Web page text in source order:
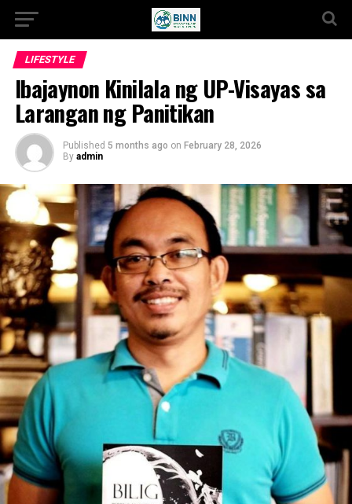
LIFESTYLE
Ibajaynon Kinilala ng UP-Visayas sa
Larangan ng Panitikan
Published 5 months ago on February 28, 2026
By admin